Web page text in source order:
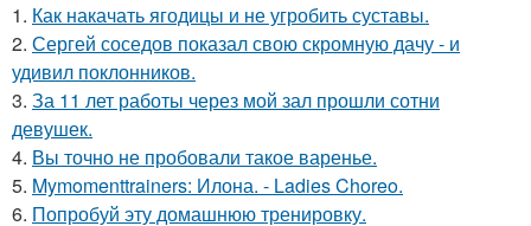
1. Как накачать ягодицы и не угробить суставы.
2. Сергей соседов показал свою скромную дачу - и
удивил поклонников.
3. За 11 лет работы через мой зал прошли сотни
девушек.
4. Вы точно не пробовали такое варенье.
5. Mymomenttrainers: Илона. - Ladies Choreo.
6. Попробуй эту домашнюю тренировку.